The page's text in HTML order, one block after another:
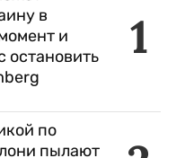
1
в
и
остановить
по
пылают